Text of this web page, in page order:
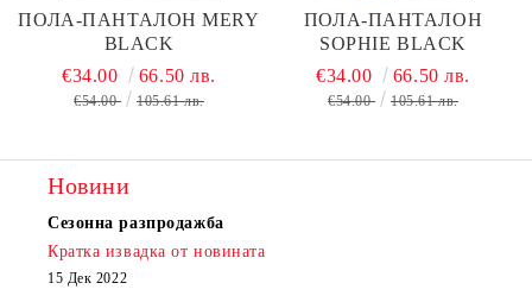
ПОЛА-ПАНТАЛОН MERY
BLACK
€34.00 66.50 лв.
€54.00 105.61 лв.
ПОЛА-ПАНТАЛОН
SOPHIE BLACK
€34.00 66.50 лв.
€54.00 105.61 лв.
Новини
Сезонна разпродажба
Кратка извадка от новината
15 Дек 2022